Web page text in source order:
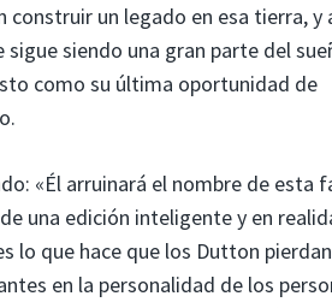
un legado en esa tierra, y
siendo una gran parte del
como su última oportunidad de
«Él arruinará el nombre de esta
una edición inteligente y en
lo que hace que los Dutton
en la personalidad de los